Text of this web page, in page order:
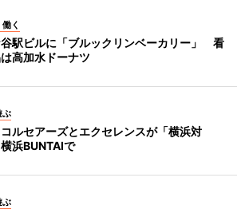
く
駅ビルに「ブルックリンベーカリー」 看
高加水ドーナツ
ぶ
ルセアーズとエクセレンスが「横浜対
浜BUNTAIで
ぶ